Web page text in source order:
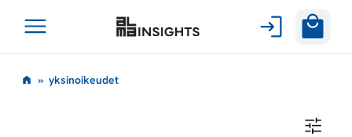
sisältöön
Avaa
y» yksinoikeudet